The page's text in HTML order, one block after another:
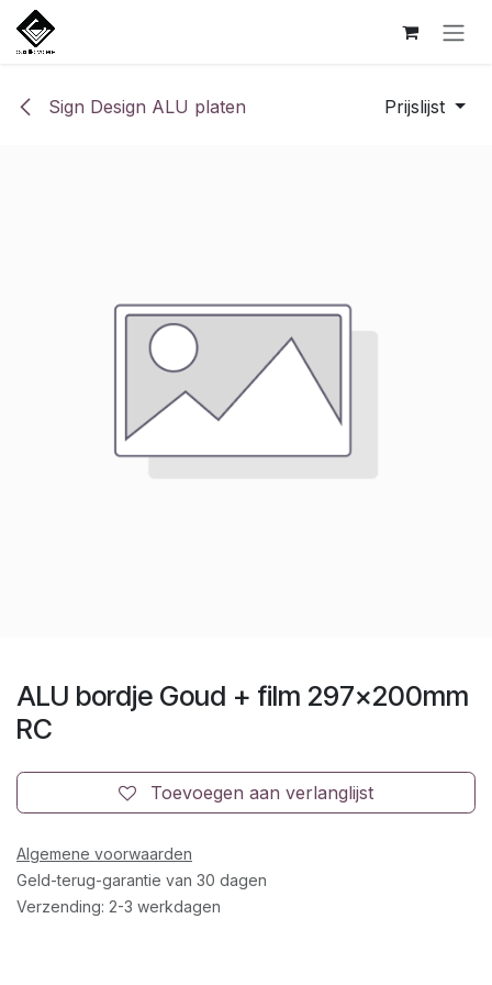
Overslaan naar inhoud
Sign Design ALU platen Prijslijst
ALU bordje Goud + film 297x200mm
RC
Toevoegen aan verlanglijst
Algemene voorwaarden
Geld-terug-garantie van 30 dagen
Verzending: 2-3 werkdagen